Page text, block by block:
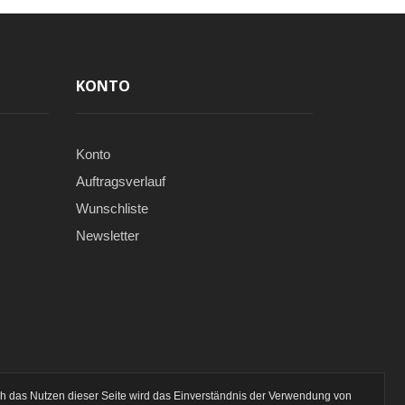
KONTO
Konto
Auftragsverlauf
Wunschliste
Newsletter
Nutzen dieser Seite wird das Einverständnis der Verwendung von